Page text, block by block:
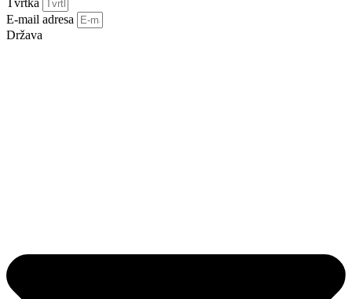
E-mail adresa
Država